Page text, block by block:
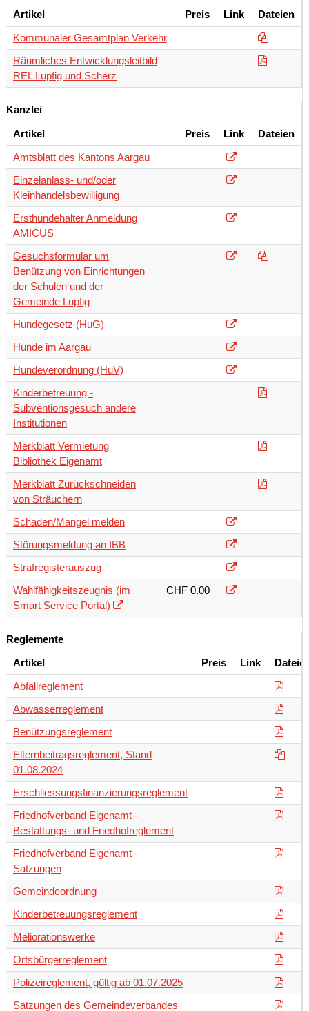
Artikel Preis Link
Dateien
Kommunaler Gesamtplan Verkehr
Räumliches Entwicklungsleitbild
REL Lupfig und Scherz
Kanzlei
Artikel Preis Link
Dateien
Amtsblatt des Kantons Aargau
Einzelanlass- und/oder
Kleinhandelsbewilligung
Ersthundehalter Anmeldung
AMICUS
Gesuchsformular um
Benützung von Einrichtungen
der Schulen und der
Gemeinde Lupfig
Hundegesetz (HuG)
Hunde im Aargau
Hundeverordnung (HuV)
Kinderbetreuung -
Subventionsgesuch andere
Institutionen
Merkblatt Vermietung
Bibliothek Eigenamt
Merkblatt Zurückschneiden
von Sträuchern
Schaden/Mangel melden
Störungsmeldung an IBB
Strafregisterauszug
Wahlfähigkeitszeugnis (im
Smart Service Portal)
CHF 0.00
Reglemente
Artikel Preis Link
Abfallreglement
Abwasserreglement
Benützungsreglement
Elternbeitragsreglement, Stand
01.08.2024
Erschliessungsfinanzierungsreglement
Friedhofverband Eigenamt -
Bestattungs- und Friedhofreglement
Friedhofverband Eigenamt -
Satzungen
Gemeindeordnung
Kinderbetreuungsreglement
Meliorationswerke
Ortsbürgerreglement
Polizeireglement, gültig ab 01.07.2025
Satzungen des Gemeindeverbandes